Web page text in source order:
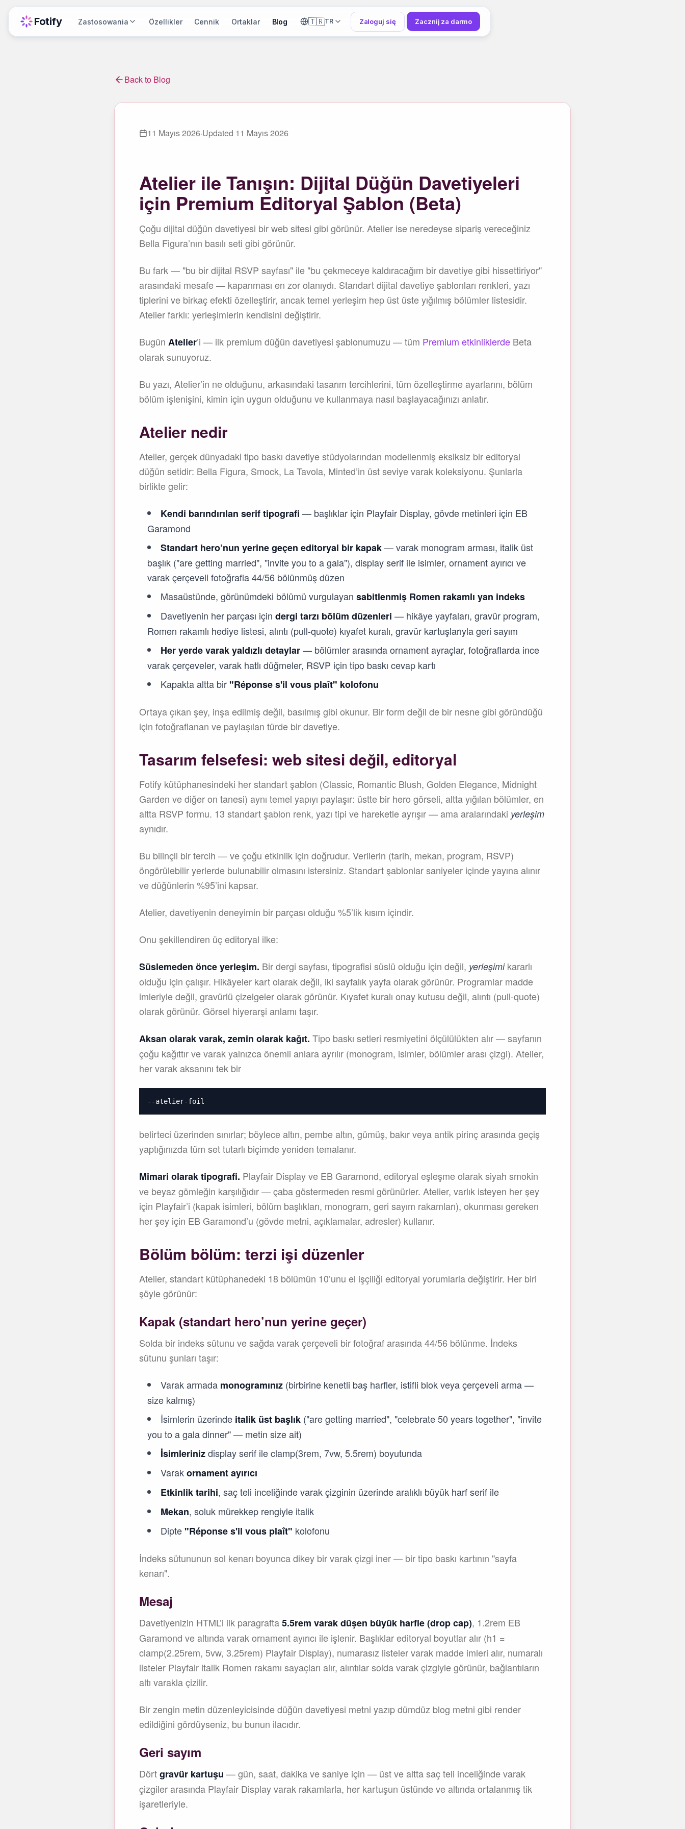
Fotify Zastosowania Özellikler Cennik Ortaklar Blog 🇹🇷TR Zaloguj się Zacznij za darmo
Back to Blog
11 Mayıs 2026·Updated 11 Mayıs 2026
Atelier ile Tanışın: Dijital Düğün Davetiyeleri
için Premium Editoryal Şablon (Beta)
Çoğu dijital düğün davetiyesi bir web sitesi gibi görünür. Atelier ise neredeyse sipariş vereceğiniz
Bella Figura’nın basılı seti gibi görünür.
Bu fark — "bu bir dijital RSVP sayfası" ile "bu çekmeceye kaldıracağım bir davetiye gibi hissettiriyor"
arasındaki mesafe — kapanması en zor olanıydı. Standart dijital davetiye şablonları renkleri, yazı
tiplerini ve birkaç efekti özelleştirir, ancak temel yerleşim hep üst üste yığılmış bölümler listesidir.
Atelier farklı: yerleşimlerin kendisini değiştirir.
Bugün Atelier’i — ilk premium düğün davetiyesi şablonumuzu — tüm Premium etkinliklerde Beta
olarak sunuyoruz.
Bu yazı, Atelier’in ne olduğunu, arkasındaki tasarım tercihlerini, tüm özelleştirme ayarlarını, bölüm
bölüm işlenişini, kimin için uygun olduğunu ve kullanmaya nasıl başlayacağınızı anlatır.
Atelier nedir
Atelier, gerçek dünyadaki tipo baskı davetiye stüdyolarından modellenmiş eksiksiz bir editoryal
düğün setidir: Bella Figura, Smock, La Tavola, Minted’in üst seviye varak koleksiyonu. Şunlarla
birlikte gelir:
Kendi barındırılan serif tipografi — başlıklar için Playfair Display, gövde metinleri için EB
Garamond
Standart hero’nun yerine geçen editoryal bir kapak— varak monogram arması, italik üst
başlık ("are getting married", "invite you to a gala"), display serif ile isimler, ornament ayırıcı ve
varak çerçeveli fotoğrafla 44/56 bölünmüş düzen
Masaüstünde, görünümdeki bölümü vurgulayan sabitlenmiş Romen rakamlı yan indeks
Davetiyenin her parçası için dergi tarzı bölüm düzenleri — hikâye yayfaları, gravür program,
Romen rakamlı hediye listesi, alıntı (pull-quote) kıyafet kuralı, gravür kartuşlarıyla geri sayım
Her yerde varak yaldızlı detaylar— bölümler arasında ornament ayraçlar, fotoğraflarda ince
varak çerçeveler, varak hatlı düğmeler, RSVP için tipo baskı cevap kartı
Kapakta altta bir"Réponse s'il vous plaît" kolofonu
Ortaya çıkan şey, inşa edilmiş değil, basılmış gibi okunur. Bir form değil de bir nesne gibi göründüğü
için fotoğraflanan ve paylaşılan türde bir davetiye.
Tasarım felsefesi: web sitesi değil, editoryal
Fotify kütüphanesindeki her standart şablon (Classic, Romantic Blush, Golden Elegance, Midnight
Garden ve diğer on tanesi) aynı temel yapıyı paylaşır: üstte bir hero görseli, altta yığılan bölümler, en
altta RSVP formu. 13 standart şablon renk, yazı tipi ve hareketle ayrışır — ama aralarındaki yerleşim
aynıdır.
Bu bilinçli bir tercih — ve çoğu etkinlik için doğrudur. Verilerin (tarih, mekan, program, RSVP)
öngörülebilir yerlerde bulunabilir olmasını istersiniz. Standart şablonlar saniyeler içinde yayına alınır
ve düğünlerin %95’ini kapsar.
Atelier, davetiyenin deneyimin bir parçası olduğu %5’lik kısım içindir.
Onu şekillendiren üç editoryal ilke:
Süslemeden önce yerleşim. Bir dergi sayfası, tipografisi süslü olduğu için değil, yerleşimikararlı
olduğu için çalışır. Hikâyeler kart olarak değil, iki sayfalık yayfa olarak görünür. Programlar madde
imleriyle değil, gravürlü çizelgeler olarak görünür. Kıyafet kuralı onay kutusu değil, alıntı (pull-quote)
olarak görünür. Görsel hiyerarşi anlamı taşır.
Aksan olarak varak, zemin olarak kağıt. Tipo baskı setleri resmiyetini ölçülülükten alır — sayfanın
çoğu kağıttır ve varak yalnızca önemli anlara ayrılır (monogram, isimler, bölümler arası çizgi). Atelier,
her varak aksanını tek bir
--atelier-foil
belirteci üzerinden sınırlar; böylece altın, pembe altın, gümüş, bakır veya antik pirinç arasında geçiş
yaptığınızda tüm set tutarlı biçimde yeniden temalanır.
Mimari olarak tipografi. Playfair Display ve EB Garamond, editoryal eşleşme olarak siyah smokin
ve beyaz gömleğin karşılığıdır — çaba göstermeden resmi görünürler. Atelier, varlık isteyen her şey
için Playfair’i (kapak isimleri, bölüm başlıkları, monogram, geri sayım rakamları), okunması gereken
her şey için EB Garamond’u (gövde metni, açıklamalar, adresler) kullanır.
Bölüm bölüm: terzi işi düzenler
Atelier, standart kütüphanedeki 18 bölümün 10’unu el işçiliği editoryal yorumlarla değiştirir. Her biri
şöyle görünür:
Kapak (standart hero’nun yerine geçer)
Solda bir indeks sütunu ve sağda varak çerçeveli bir fotoğraf arasında 44/56 bölünme. İndeks
sütunu şunları taşır:
Varak armada monogramınız (birbirine kenetli baş harfler, istifli blok veya çerçeveli arma —
size kalmış)
İsimlerin üzerinde italik üst başlık ("are getting married", "celebrate 50 years together", "invite
you to a gala dinner" — metin size ait)
İsimlerinizdisplay serif ile clamp(3rem, 7vw, 5.5rem) boyutunda
Varakornament ayırıcı
Etkinlik tarihi, saç teli inceliğinde varak çizginin üzerinde aralıklı büyük harf serif ile
Mekan, soluk mürekkep rengiyle italik
Dipte"Réponse s'il vous plaît" kolofonu
İndeks sütununun sol kenarı boyunca dikey bir varak çizgi iner — bir tipo baskı kartının "sayfa
kenarı".
Mesaj
Davetiyenizin HTML’i ilk paragrafta5.5rem varak düşen büyük harfle (drop cap), 1.2rem EB
Garamond ve altında varak ornament ayırıcı ile işlenir. Başlıklar editoryal boyutlar alır (h1 =
clamp(2.25rem, 5vw, 3.25rem) Playfair Display), numarasız listeler varak madde imleri alır, numaralı
listeler Playfair italik Romen rakamı sayaçları alır, alıntılar solda varak çizgiyle görünür, bağlantıların
altı varakla çizilir.
Bir zengin metin düzenleyicisinde düğün davetiyesi metni yazıp dümdüz blog metni gibi render
edildiğini gördüyseniz, bu bunun ilacıdır.
Geri sayım
Dörtgravür kartuşu — gün, saat, dakika ve saniye için — üst ve altta saç teli inceliğinde varak
çizgiler arasında Playfair Display varak rakamlarla, her kartuşun üstünde ve altında ortalanmış tik
işaretleriyle.